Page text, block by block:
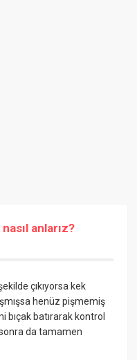
anlarız?
çıkıyorsa kek
henüz pişmemiş
bıçak batırarak kontrol
da tamamen